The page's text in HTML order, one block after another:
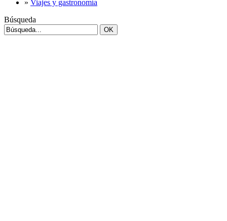
» Viajes y gastronomía
Búsqueda